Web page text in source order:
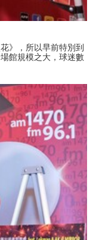
》，所以早前特別到
館規模之大，球迷數